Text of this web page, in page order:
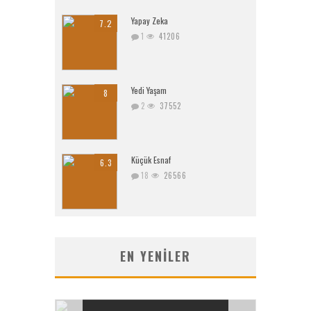
7.2 Yapay Zeka
1 41206
8 Yedi Yaşam
2 37552
6.3 Küçük Esnaf
18 26566
EN YENILER